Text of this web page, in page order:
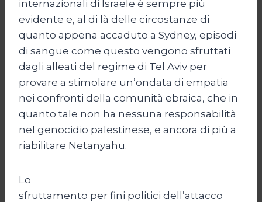
internazionali di Israele è sempre più
evidente e, al di là delle circostanze di
quanto appena accaduto a Sydney, episodi
di sangue come questo vengono sfruttati
dagli alleati del regime di Tel Aviv per
provare a stimolare un’ondata di empatia
nei confronti della comunità ebraica, che in
quanto tale non ha nessuna responsabilità
nel genocidio palestinese, e ancora di più a
riabilitare Netanyahu.
Lo
sfruttamento per fini politici dell’attacco